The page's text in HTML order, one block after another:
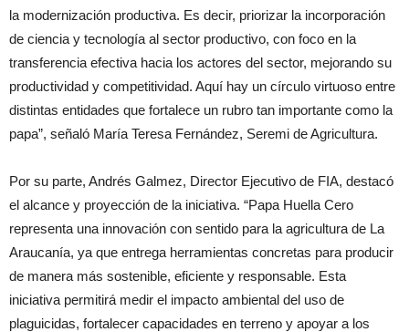
la modernización productiva. Es decir, priorizar la incorporación
de ciencia y tecnología al sector productivo, con foco en la
transferencia efectiva hacia los actores del sector, mejorando su
productividad y competitividad. Aquí hay un círculo virtuoso entre
distintas entidades que fortalece un rubro tan importante como la
papa”, señaló María Teresa Fernández, Seremi de Agricultura.
Por su parte, Andrés Galmez, Director Ejecutivo de FIA, destacó
el alcance y proyección de la iniciativa. “Papa Huella Cero
representa una innovación con sentido para la agricultura de La
Araucanía, ya que entrega herramientas concretas para producir
de manera más sostenible, eficiente y responsable. Esta
iniciativa permitirá medir el impacto ambiental del uso de
plaguicidas, fortalecer capacidades en terreno y apoyar a los